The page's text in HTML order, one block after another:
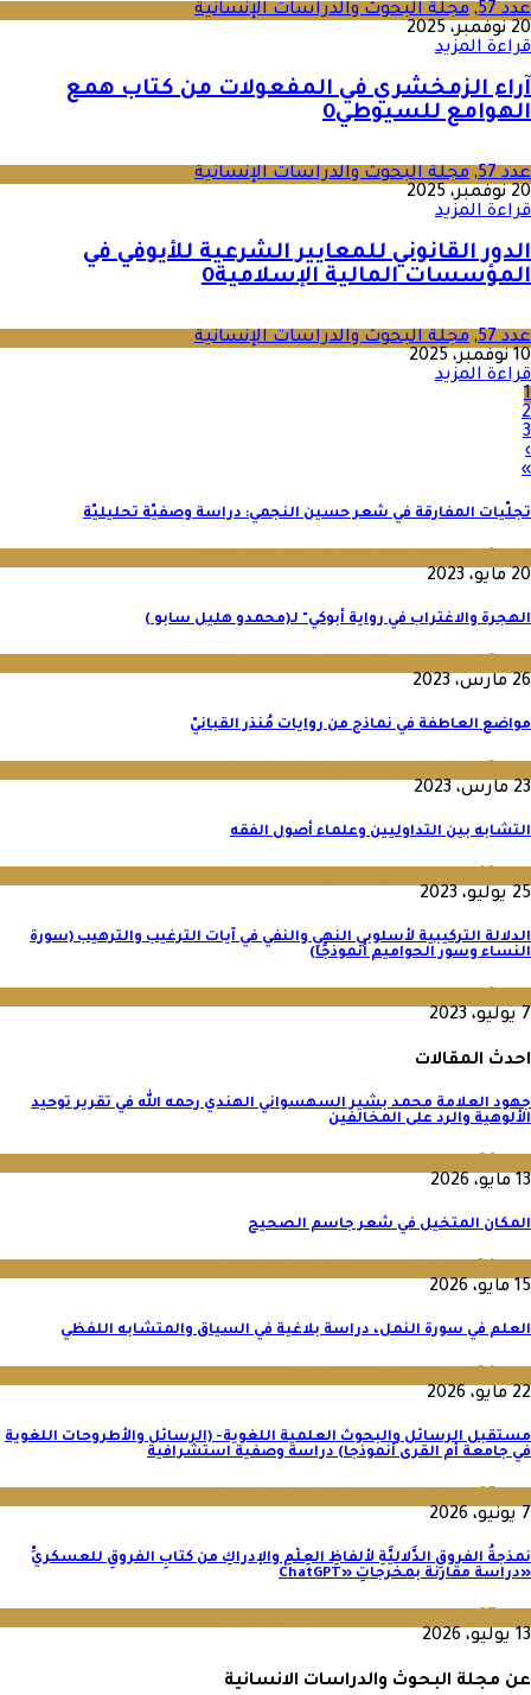
عدد 57 , مجلة البحوث والدراسات الإنسانية
20 نوفمبر، 2025
قراءة المزيد
آراء الزمخشري في المفعولات من كتاب همع
الهوامع للسيوطي0
عدد 57 , مجلة البحوث والدراسات الإنسانية
20 نوفمبر، 2025
قراءة المزيد
الدور القانوني للمعايير الشرعية للأيوفي في
المؤسسات المالية الإسلامية0
عدد 57 , مجلة البحوث والدراسات الإنسانية
10 نوفمبر، 2025
قراءة المزيد
1
2
3
›
»
تجلّيات المفارقة في شعر حسين النجمي: دراسة وصفيّة تحليليّة
20 مايو، 2023
الهجرة والاغتراب في رواية أبوكي" لـ(محمدو هليل سابو )
26 مارس، 2023
مواضع العاطفة في نماذج من روايات مُنذر القبانيّ
23 مارس، 2023
التشابه بين التداوليين وعلماء أصول الفقه
25 يوليو، 2023
الدلالة التركيبية لأسلوبي النهي والنفي في آيات الترغيب والترهيب (سورة
النساء وسور الحواميم أنموذجًا)
7 يوليو، 2023
احدث المقالات
جهود العلامة محمد بشير السهسواني الهندي رحمه الله في تقرير توحيد
الألوهية والرد على المخالفين
13 مايو، 2026
المكان المتخيل في شعر جاسم الصحيح
15 مايو، 2026
العلم في سورة النمل، دراسة بلاغية في السياق والمتشابه اللفظي
22 مايو، 2026
مستقبل الرسائل والبحوث العلمية اللغوية- (الرسائل والأطروحات اللغوية
في جامعة أم القرى أنموذجا) دراسة وصفية استشرافية
7 يونيو، 2026
نمذجةُ الفروقِ الدَّلاليَّةِ لألفاظِ العِلْمِ والإدراكِ من كتابِ الفروقِ للعسكريِّ
«دراسة مقارنة بمخرجاتِ «ChatGPT
13 يوليو، 2026
عن مجلة البحوث والدراسات الانسانية